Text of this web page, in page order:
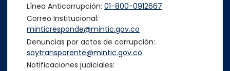
Línea Anticorrupción: 01-800-0912667
Correo Institucional:
minticresponde@mintic.gov.co
Denuncias por actos de corrupción:
soytransparente@mintic.gov.co
Notificaciones judiciales: